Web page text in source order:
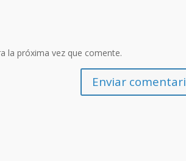
la próxima vez que comente.
Enviar